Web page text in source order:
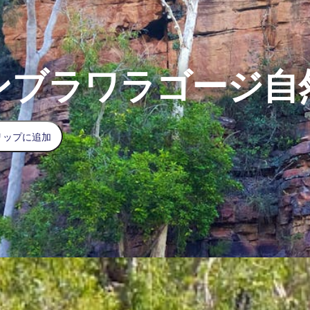
ブラワラゴージ自
プに追加